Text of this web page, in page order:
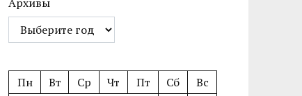
Пн Вт Ср Чт Пт Сб
Вс